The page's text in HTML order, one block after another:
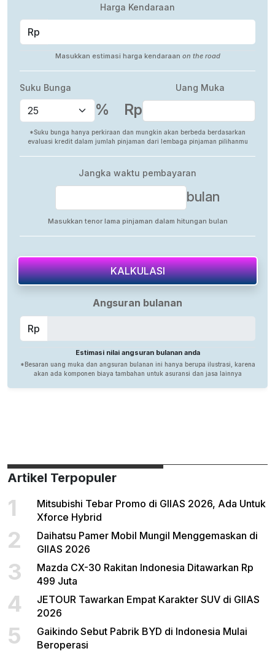
Artikel Terpopuler
1
Mitsubishi Tebar Promo di GIIAS 2026, Ada Untuk
Xforce Hybrid
2
Daihatsu Pamer Mobil Mungil Menggemaskan di
GIIAS 2026
3
Mazda CX-30 Rakitan Indonesia Ditawarkan Rp
499 Juta
4
JETOUR Tawarkan Empat Karakter SUV di GIIAS
2026
5
Gaikindo Sebut Pabrik BYD di Indonesia Mulai
Beroperasi